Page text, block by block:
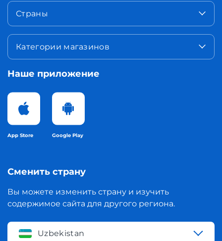
Страны
Категории магазинов
Наше приложение
App Store Google Play
Сменить страну
Вы можете изменить страну и изучить
содержимое сайта для другого региона.
Uzbekistan